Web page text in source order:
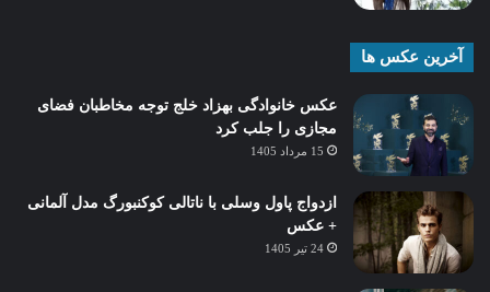
آخرین عکس ها
عکس خانوادگی بهزاد خلج توجه مخاطبان فضای
مجازی را جلب کرد
15 مرداد 1405
ازدواج پاول وسلی با ناتالی کوکنبورگ مدل آلمانی
+ عکس
24 تیر 1405